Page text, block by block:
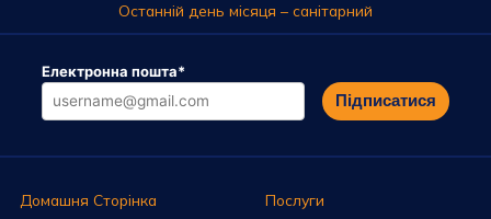
Останній день місяця – санітарний
Електронна пошта*
Підписатися
Домашня Сторінка Послуги